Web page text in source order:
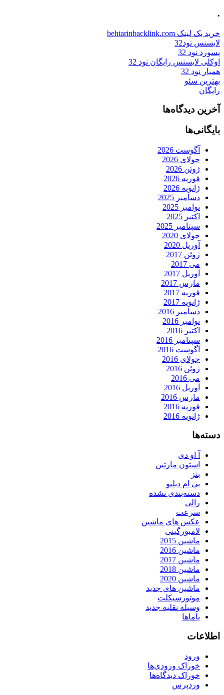
.
خرید بک لینک behtarinbacklink.com
لایسنس نود32
پسورد نود 32
اوکلی لایسنس رایگان نود 32
همیار نود 32
بهترین سئو
رایگان
آخرین دیدگاه‌ها
بایگانی‌ها
آگوست 2026
جولای 2026
ژوئن 2026
فوریه 2026
ژانویه 2026
دسامبر 2025
نوامبر 2025
اکتبر 2025
سپتامبر 2025
جولای 2020
آوریل 2020
ژوئن 2017
می 2017
آوریل 2017
مارس 2017
فوریه 2017
ژانویه 2017
دسامبر 2016
نوامبر 2016
اکتبر 2016
سپتامبر 2016
آگوست 2016
جولای 2016
ژوئن 2016
می 2016
آوریل 2016
مارس 2016
فوریه 2016
ژانویه 2016
دسته‌ها
آ او دی
استون مارتین
بنز
بی ام دبلیو
دسته‌بندی نشده
رالی
سرعت
عکس های ماشین
لامبورگینی
ماشین 2015
ماشین 2016
ماشین 2017
ماشین 2018
ماشین 2020
ماشین های جدید
موتورسیکلت
وسیله نقلیه جدید
یاماها
اطلاعات
ورود
خوراک ورودی‌ها
خوراک دیدگاه‌ها
وردپرس